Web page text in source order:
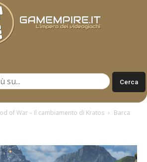
of War – Il cambiamento di Kratos Barca